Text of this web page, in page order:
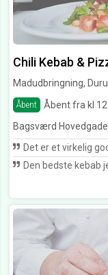
Chili Kebab &
Madudbringning,
Åbent Åbent fra kl
Bagsværd
Det er et virkelig
Den bedste kebab